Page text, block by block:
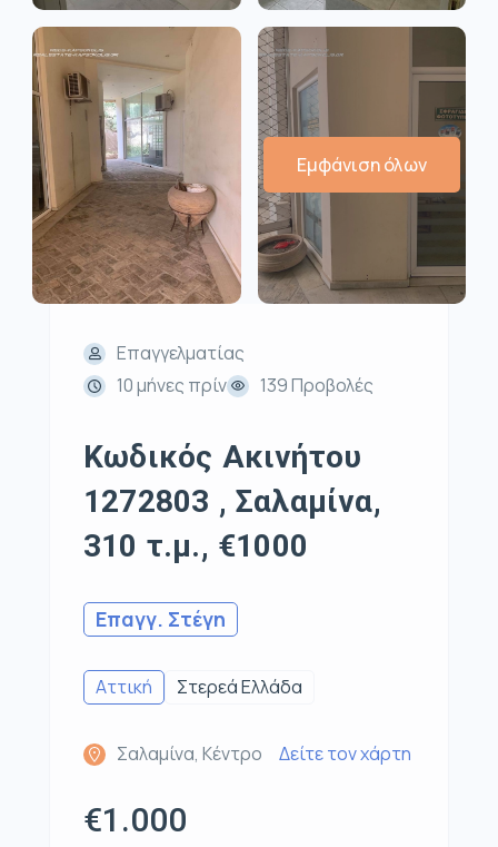
Εμφάνιση όλων
Επαγγελματίας
10 μήνες πρίν
139 Προβολές
Κωδικός Ακινήτου
1272803 , Σαλαμίνα,
310 τ.μ., €1000
Επαγγ. Στέγη
Αττική Στερεά Ελλάδα
Σαλαμίνα, Κέντρο Δείτε τον χάρτη
€1.000